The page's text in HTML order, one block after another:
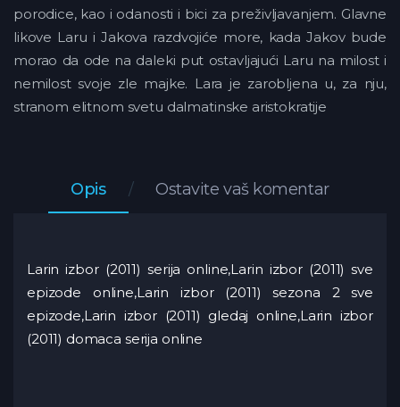
porodice, kao i odanosti i bici za preživljavanjem. Glavne
likove Laru i Jakova razdvojiće more, kada Jakov bude
morao da ode na daleki put ostavljajući Laru na milost i
nemilost svoje zle majke. Lara je zarobljena u, za nju,
stranom elitnom svetu dalmatinske aristokratije
Opis Ostavite vaš komentar
Larin izbor (2011) serija online,Larin izbor (2011) sve
epizode online,Larin izbor (2011) sezona 2 sve
epizode,Larin izbor (2011) gledaj online,Larin izbor
(2011) domaca serija online